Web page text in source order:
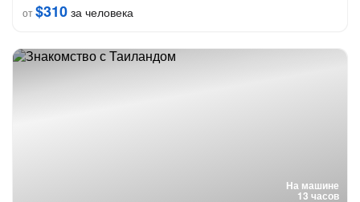
от$310 за человека
На машине
13 часов